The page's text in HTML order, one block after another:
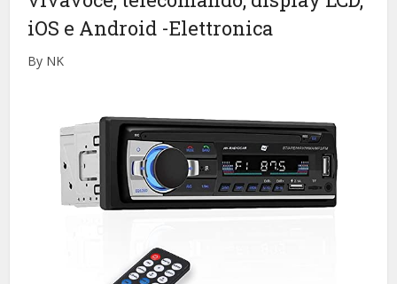
iOS e Android -Elettronica
By NK